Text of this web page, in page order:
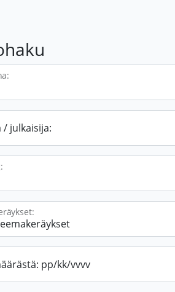
/ julkaisija:
pp/kk/vvvv